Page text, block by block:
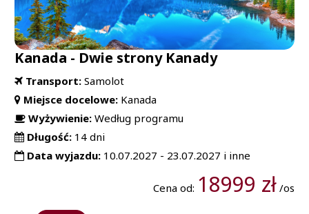
Kanada - Dwie strony Kanady
Transport: Samolot
Miejsce docelowe: Kanada
Wyżywienie: Według programu
Długość: 14 dni
Data wyjazdu: 10.07.2027 - 23.07.2027 i inne
Cena od: 18999 zł/os